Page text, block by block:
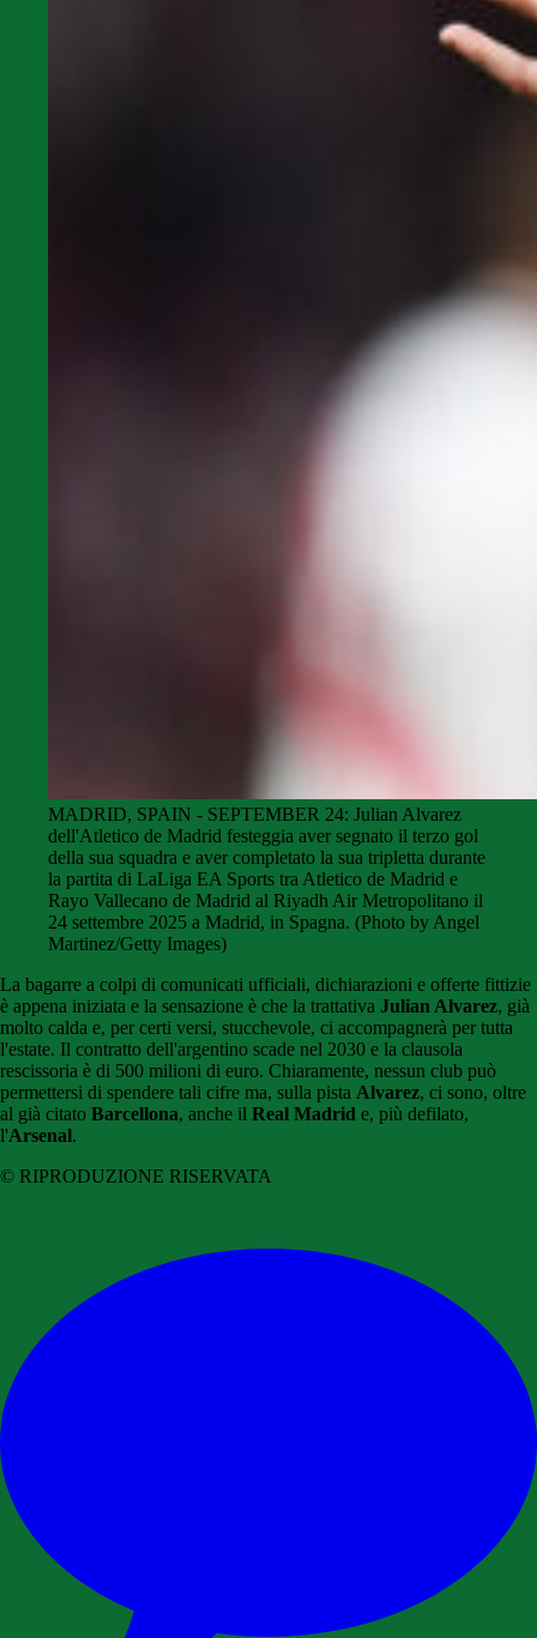
MADRID, SPAIN - SEPTEMBER 24: Julian Alvarez
dell'Atletico de Madrid festeggia aver segnato il terzo gol
della sua squadra e aver completato la sua tripletta durante
la partita di LaLiga EA Sports tra Atletico de Madrid e
Rayo Vallecano de Madrid al Riyadh Air Metropolitano il
24 settembre 2025 a Madrid, in Spagna. (Photo by Angel
Martinez/Getty Images)
La bagarre a colpi di comunicati ufficiali, dichiarazioni e offerte fittizie
è appena iniziata e la sensazione è che la trattativa Julian Alvarez, già
molto calda e, per certi versi, stucchevole, ci accompagnerà per tutta
l'estate. Il contratto dell'argentino scade nel 2030 e la clausola
rescissoria è di 500 milioni di euro. Chiaramente, nessun club può
permettersi di spendere tali cifre ma, sulla pista Alvarez, ci sono, oltre
al già citato Barcellona, anche il Real Madrid e, più defilato,
l'Arsenal.
© RIPRODUZIONE RISERVATA